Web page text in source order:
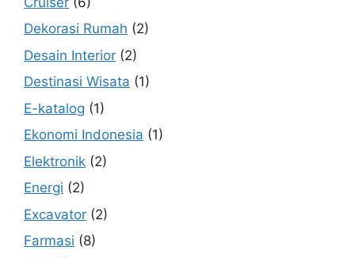
Dekorasi Rumah (2)
Desain Interior (2)
Destinasi Wisata (1)
E-katalog (1)
Ekonomi Indonesia (1)
Elektronik (2)
Energi (2)
Excavator (2)
Farmasi (8)